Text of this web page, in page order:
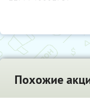
Похожие